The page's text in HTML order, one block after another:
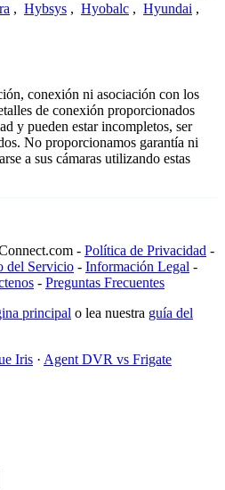
, Hybsys , Hyobalc , Hyundai ,
conexión ni asociación con los
de conexión proporcionados
y pueden estar incompletos, ser
No proporcionamos garantía ni
a sus cámaras utilizando estas
- Política de Privacidad -
del Servicio - Información Legal -
- Preguntas Frecuentes
principal o lea nuestra guía del
Iris · Agent DVR vs Frigate